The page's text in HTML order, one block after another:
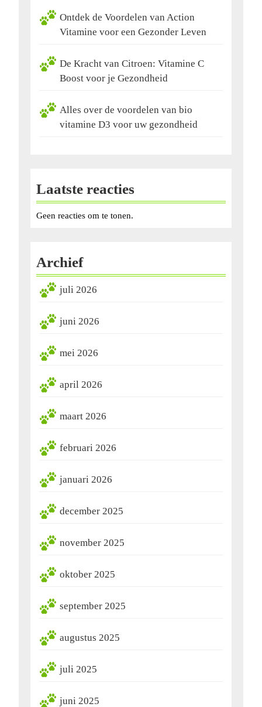
Ontdek de Voordelen van Action
Vitamine voor een Gezonder Leven
De Kracht van Citroen: Vitamine C
Boost voor je Gezondheid
Alles over de voordelen van bio
vitamine D3 voor uw gezondheid
Laatste reacties
Geen reacties om te tonen.
Archief
juli 2026
juni 2026
mei 2026
april 2026
maart 2026
februari 2026
januari 2026
december 2025
november 2025
oktober 2025
september 2025
augustus 2025
juli 2025
juni 2025